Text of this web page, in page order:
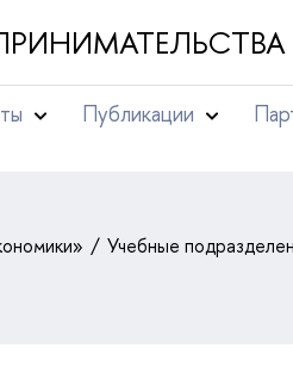
Публикации
Учебные